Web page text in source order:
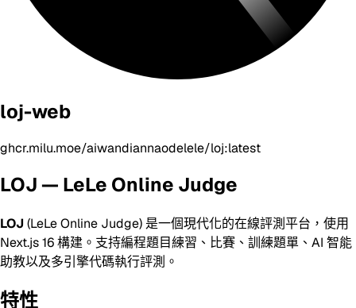
loj-web
ghcr.milu.moe/aiwandiannaodelele/loj:latest
LOJ — LeLe Online Judge
LOJ(LeLe Online Judge) 是一個現代化的在線評測平台，使用
Next.js 16 構建。支持編程題目練習、比賽、訓練題單、AI 智能
助教以及多引擎代碼執行評測。
特性